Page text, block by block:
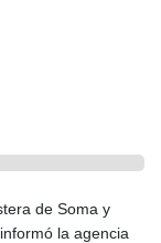
de Soma y
la agencia